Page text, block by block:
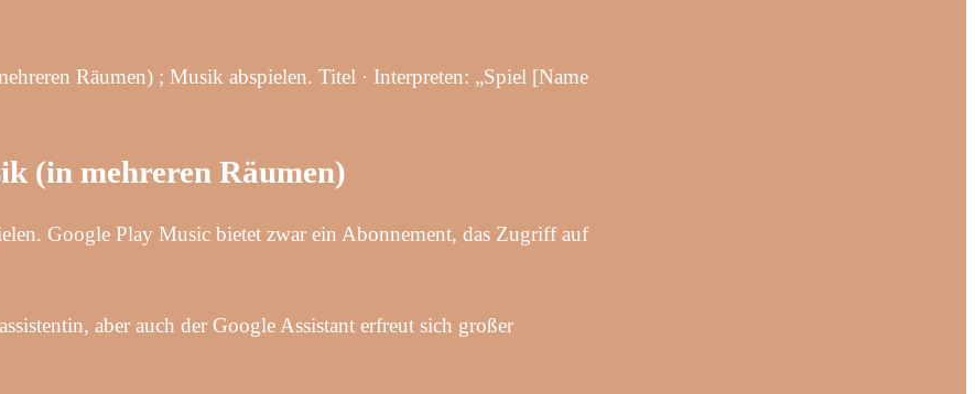
Räumen) ; Musik abspielen. Titel · Interpreten: „Spiel [Name
(in mehreren Räumen)
Google Play Music bietet zwar ein Abonnement, das Zugriff auf
aber auch der Google Assistant erfreut sich großer